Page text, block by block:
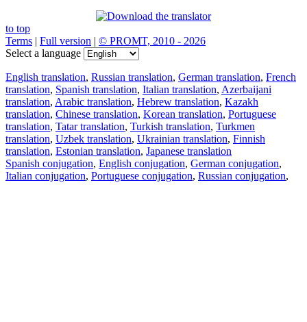
to top
Terms | Full version | © PROMT, 2010 - 2026
Select a language
English translation, Russian translation, German translation, French
translation, Spanish translation, Italian translation, Azerbaijani
translation, Arabic translation, Hebrew translation, Kazakh
translation, Chinese translation, Korean translation, Portuguese
translation, Tatar translation, Turkish translation, Turkmen
translation, Uzbek translation, Ukrainian translation, Finnish
translation, Estonian translation, Japanese translation
Spanish conjugation, English conjugation, German conjugation,
Italian conjugation, Portuguese conjugation, Russian conjugation,